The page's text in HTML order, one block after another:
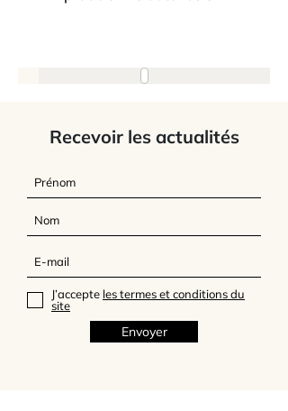
Recevoir les actualités
J’accepte les termes et conditions du
site
Envoyer